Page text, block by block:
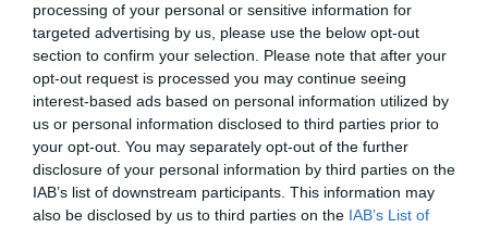
processing of your personal or sensitive information for
targeted advertising by us, please use the below opt-out
section to confirm your selection. Please note that after your
opt-out request is processed you may continue seeing
interest-based ads based on personal information utilized by
us or personal information disclosed to third parties prior to
your opt-out. You may separately opt-out of the further
disclosure of your personal information by third parties on the
IAB’s list of downstream participants. This information may
also be disclosed by us to third parties on the IAB’s List of
más: si el área geográfica tiene pleno empleo, ¿por
qué se quieren crear más puestos de trabajo?
Esta segunda paradoja solo sería aceptable si los
lugares que se crean fueran de más alta calidad e
impulsaran a una mejora en la calidad de vida de
los ciudadanos. Somos los mismos, pero nos
ganamos mejor la vida.